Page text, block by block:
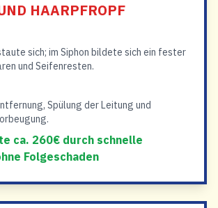
HAARPFROPF
sich; im Siphon bildete sich ein fester
und Seifenresten.
Spülung der Leitung und
ca. 260€ durch schnelle
Folgeschaden